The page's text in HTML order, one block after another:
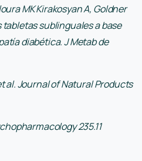
MK Kirakosyan A, Goldner
sublinguales a base
diabética. J Metab de
al. Journal of Natural Products
235.11